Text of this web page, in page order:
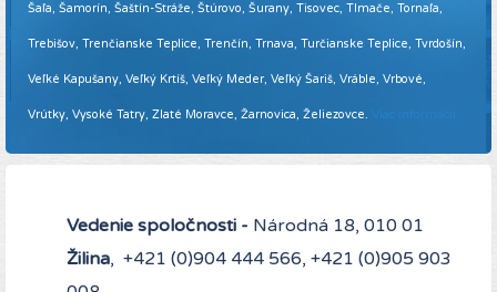
Šaľa, Šamorín, Šaštín-Stráže, Štúrovo, Šurany, Tisovec, Tlmače, Tornaľa,
Trebišov, Trenčianske Teplice, Trenčín, Trnava, Turčianske Teplice, Tvrdošín,
Veľké Kapušany, Veľký Krtíš, Veľký Meder, Veľký Šariš, Vráble, Vrbové,
Vrútky, Vysoké Tatry, Zlaté Moravce, Žarnovica, Želiezovce. Viac informácií ...
Vedenie spoločnosti - Národná 18, 010 01
Žilina, +421 (0)904 444 566, +421 (0)905 903